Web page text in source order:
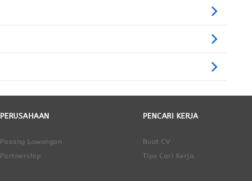
PERUSAHAAN
Pasang Lowongan
Partnership
PENCARI KERJA
Buat CV
Tips Cari Kerja